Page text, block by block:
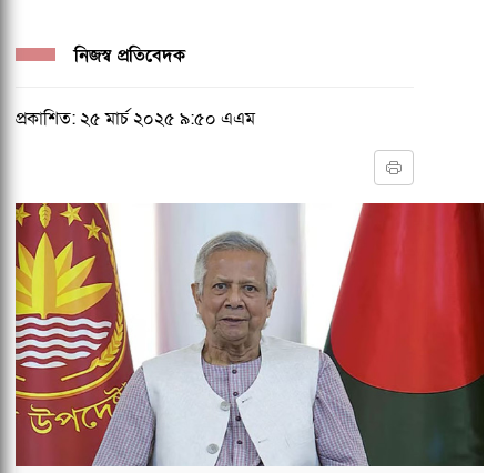
নিজস্ব প্রতিবেদক
প্রকাশিত: ২৫ মার্চ ২০২৫ ৯:৫০ এএম